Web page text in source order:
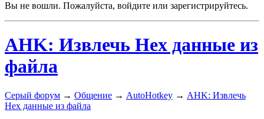
Вы не вошли. Пожалуйста, войдите или зарегистрируйтесь.
AHK: Извлечь Hex данные из
файла
Серый форум → Общение → AutoHotkey → AHK: Извлечь
Hex данные из файла